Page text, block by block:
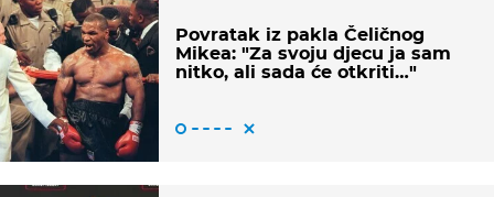
Povratak iz pakla Čeličnog
Mikea: "Za svoju djecu ja sam
nitko, ali sada će otkriti…"